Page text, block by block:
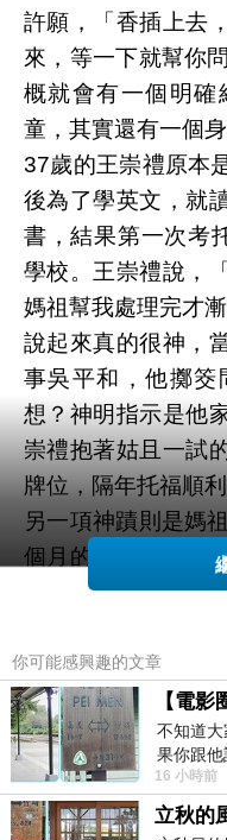
許願，「香插上去
來，等一下就幫你
概就會有一個明確
童，其實還有一個
37歲的王崇禮原本
後為了學英文，就
書，結果第一次考
學校。王崇禮說，
媽祖幫我處理完才漸
說起來真的很神，
事吳平和，他擲筊
想？神明指示是他
崇禮抱著姑且一試
牌位，隔年托福順利
另一項神蹟則是媽
個月的時間即取得
要他繼續念博士，
鄰家女孩，「我夢
我要和她結婚，發
做這個夢時，他和
兩年多前，王崇
告，就輕鬆錄取樹
你可能感興趣的文章
不知道
果你跟
出一種慈
16 小時前
立秋的